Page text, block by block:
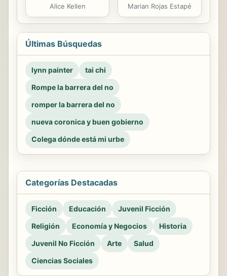
Alice Kellen Marian Rojas Estapé
Últimas Búsquedas
lynn painter
tai chi
Rompe la barrera del no
romper la barrera del no
nueva coronica y buen gobierno
Colega dónde está mi urbe
Categorías Destacadas
Ficción Educación
Juvenil Ficción
Religión
Economía y Negocios
Historia
Juvenil No Ficción
Arte
Salud
Ciencias Sociales